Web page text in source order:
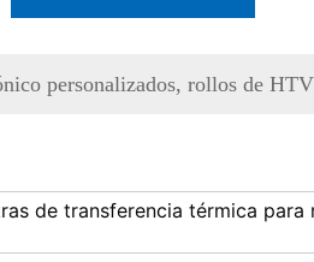
personalizados, rollos de
de transferencia térmica para